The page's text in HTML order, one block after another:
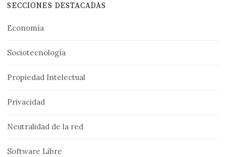
SECCIONES DESTACADAS
Economía
Sociotecnología
Propiedad Intelectual
Privacidad
Neutralidad de la red
Software Libre